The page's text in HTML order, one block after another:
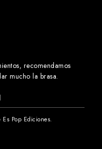
recomendamos
mucho la brasa.
Es Pop Ediciones.